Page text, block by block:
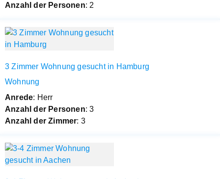
Anzahl der Personen: 2
3 Zimmer Wohnung gesucht in Hamburg
Wohnung
Anrede: Herr
Anzahl der Personen: 3
Anzahl der Zimmer: 3